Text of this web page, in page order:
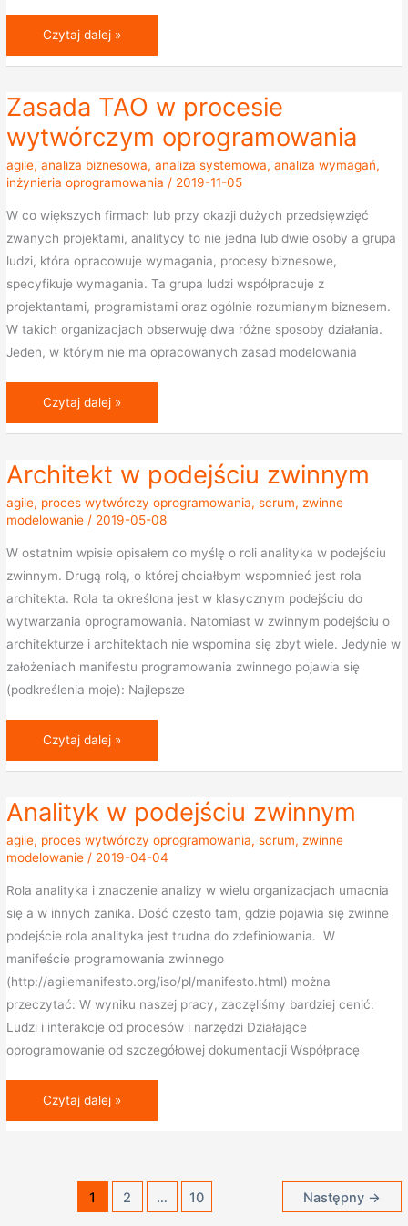
Czytaj dalej »
Zasada TAO w procesie
wytwórczym oprogramowania
agile,analiza biznesowa,analiza systemowa,analiza wymagań,
inżynieria oprogramowania / 2019-11-05
W co większych firmach lub przy okazji dużych przedsięwzięć
zwanych projektami, analitycy to nie jedna lub dwie osoby a grupa
ludzi, która opracowuje wymagania, procesy biznesowe,
specyfikuje wymagania. Ta grupa ludzi współpracuje z
projektantami, programistami oraz ogólnie rozumianym biznesem.
W takich organizacjach obserwuję dwa różne sposoby działania.
Jeden, w którym nie ma opracowanych zasad modelowania
Zasada
w
procesie
wytwórczym
oprogramowania
Czytaj dalej »
Architekt w podejściu zwinnym
agile, proces wytwórczy oprogramowania,scrum, zwinne
modelowanie / 2019-05-08
W ostatnim wpisie opisałem co myślę o roli analityka w podejściu
zwinnym. Drugą rolą, o której chciałbym wspomnieć jest rola
architekta. Rola ta określona jest w klasycznym podejściu do
wytwarzania oprogramowania. Natomiast w zwinnym podejściu o
architekturze i architektach nie wspomina się zbyt wiele. Jedynie w
założeniach manifestu programowania zwinnego pojawia się
(podkreślenia moje): Najlepsze
Architekt
podejściu
Czytaj dalej »
Analityk w podejściu zwinnym
agile, proces wytwórczy oprogramowania,scrum, zwinne
modelowanie / 2019-04-04
Rola analityka i znaczenie analizy w wielu organizacjach umacnia
się a w innych zanika. Dość często tam, gdzie pojawia się zwinne
podejście rola analityka jest trudna do zdefiniowania. W
manifeście programowania zwinnego
(http://agilemanifesto.org/iso/pl/manifesto.html) można
przeczytać: W wyniku naszej pracy, zaczęliśmy bardziej cenić:
Ludzi i interakcje od procesów i narzędzi Działające
oprogramowanie od szczegółowej dokumentacji Współpracę
Analityk
podejściu
Czytaj dalej »
1 2 … 10 Następny →